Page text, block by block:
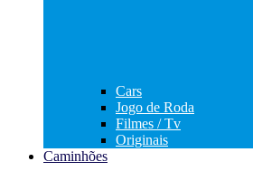
Cars
Jogo de Roda
Filmes / Tv
Originais
Caminhões